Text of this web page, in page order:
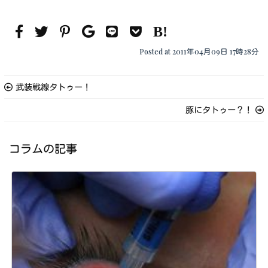
Posted at 2011年04月09日 17時28分
武装戦線タトゥー！
豚にタトゥー？！
コラムの記事